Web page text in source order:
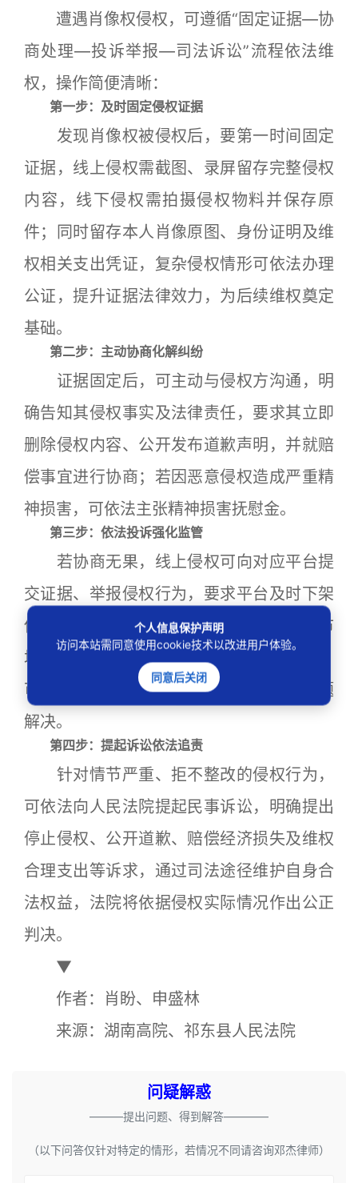
遭遇肖像权侵权，可遵循“固定证据—协
商处理—投诉举报—司法诉讼”流程依法维
权，操作简便清晰：
第一步：及时固定侵权证据
发现肖像权被侵权后，要第一时间固定
证据，线上侵权需截图、录屏留存完整侵权
内容，线下侵权需拍摄侵权物料并保存原
件；同时留存本人肖像原图、身份证明及维
权相关支出凭证，复杂侵权情形可依法办理
公证，提升证据法律效力，为后续维权奠定
基础。
第二步：主动协商化解纠纷
证据固定后，可主动与侵权方沟通，明
确告知其侵权事实及法律责任，要求其立即
删除侵权内容、公开发布道歉声明，并就赔
偿事宜进行协商；若因恶意侵权造成严重精
神损害，可依法主张精神损害抚慰金。
第三步：依法投诉强化监管
若协商无果，线上侵权可向对应平台提
交证据、举报侵权行为，要求平台及时下架
侵权内容、规范账号行为；线下侵权可向市
场监管部门投诉，涉嫌恶意传播、造谣的，
可向公安机关报案，借助行政力量推动问题
解决。
第四步：提起诉讼依法追责
针对情节严重、拒不整改的侵权行为，
可依法向人民法院提起民事诉讼，明确提出
停止侵权、公开道歉、赔偿经济损失及维权
合理支出等诉求，通过司法途径维护自身合
法权益，法院将依据侵权实际情况作出公正
判决。
▼
作者：肖盼、申盛林
来源：湖南高院、祁东县人民法院
问疑解惑
———提出问题、得到解答————
（以下问答仅针对特定的情形，若情况不同请咨询邓杰律师）
个人信息保护声明
访问本站需同意使用cookie技术以改进用户体验。
同意后关闭